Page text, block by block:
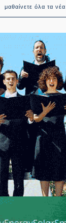
μαθαίνετε όλα τα νέα